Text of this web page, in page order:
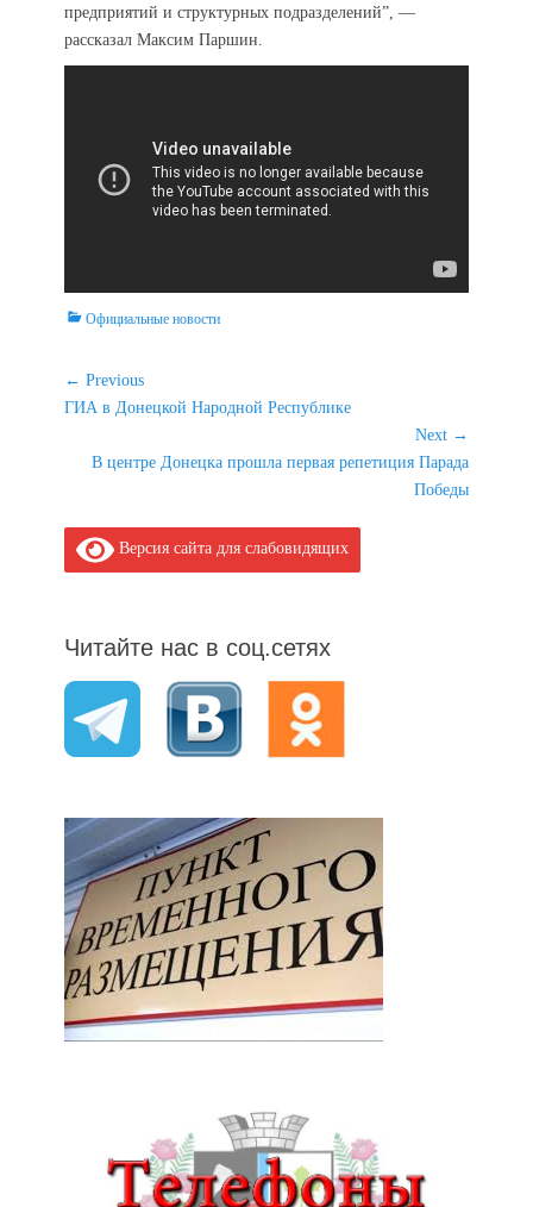
предприятий и структурных подразделений”, —
рассказал Максим Паршин.
Categories
Официальные новости
Навигация
по
← Previous
Previous
ГИА в Донецкой Народной Республике
Next →
NextВ центре Донецка прошла первая репетиция Парада
Победы
Версия сайта для слабовидящих
Читайте нас в соц.сетях